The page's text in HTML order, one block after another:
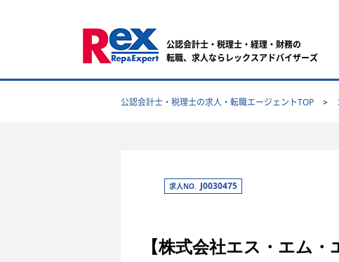
公認会計士・税理士・経理・財務の
転職、求人ならレックスアドバイザーズ
公認会計士・税理士の求人・転職エージェントTOP
求人NO. J0030475
【株式会社エス・エム